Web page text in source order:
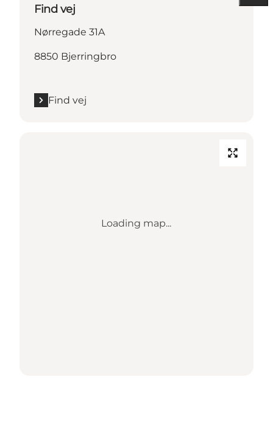
Find vej
Nørregade 31A
8850 Bjerringbro
Find vej
Loading map...